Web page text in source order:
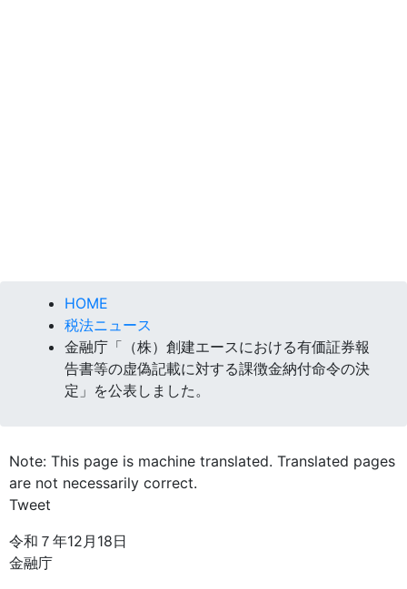
HOME
税法ニュース
金融庁「（株）創建エースにおける有価証券報
告書等の虚偽記載に対する課徴金納付命令の決
定」を公表しました。
Note: This page is machine translated. Translated pages
are not necessarily correct.
Tweet
令和７年12月18日
金融庁